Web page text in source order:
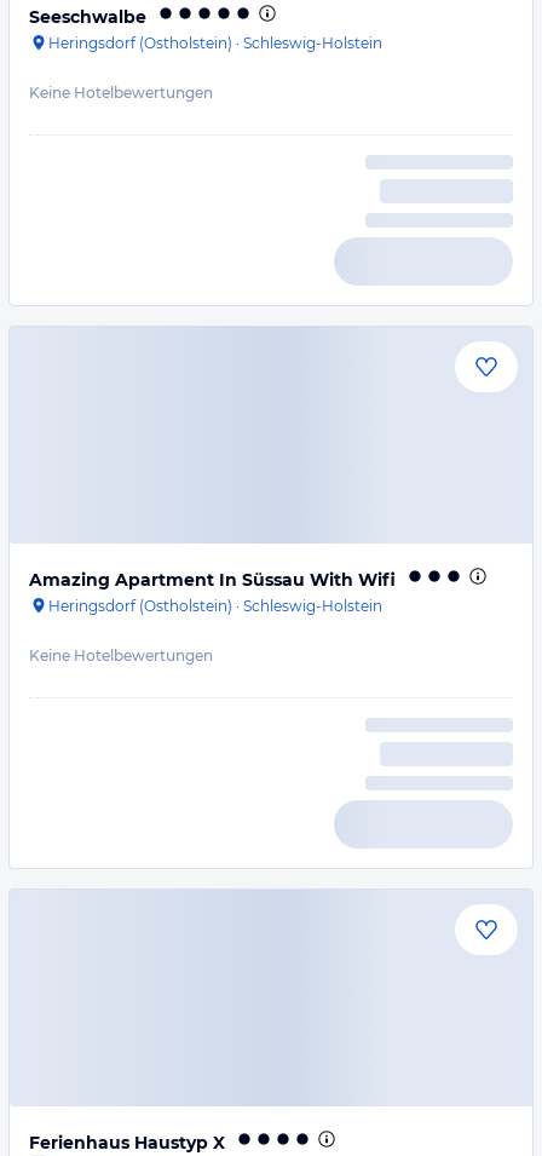
Seeschwalbe
Heringsdorf (Ostholstein) · Schleswig-Holstein
Keine Hotelbewertungen
Amazing Apartment In Süssau With Wifi
Heringsdorf (Ostholstein) · Schleswig-Holstein
Keine Hotelbewertungen
Ferienhaus Haustyp X